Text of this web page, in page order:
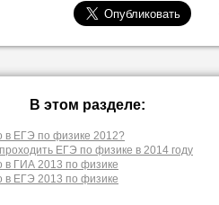
В этом разделе:
в ЕГЭ по физике 2012?
ЕГЭ по физике в 2014 году
в ГИА 2013 по физике
в ЕГЭ 2013 по физике